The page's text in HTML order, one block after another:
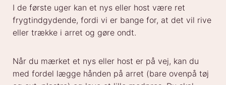
I de første uger kan et nys eller host være ret
frygtindgydende, fordi vi er bange for, at det vil rive
eller trække i arret og gøre ondt.
Når du mærket et nys eller host er på vej, kan du
med fordel lægge hånden på arret (bare ovenpå tøj